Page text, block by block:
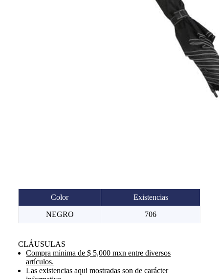
Color Existencias
NEGRO 706
CLÁUSULAS
Compra mínima de $ 5,000 mxn entre diversos
artículos.
Las existencias aqui mostradas son de carácter